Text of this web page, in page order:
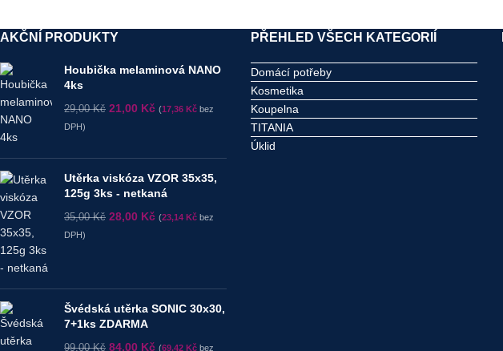
AKČNÍ PRODUKTY
Houbička melaminová NANO
4ks
29,00Kč 21,00 Kč (17,36 Kč bez
DPH)
Utěrka viskóza VZOR 35x35,
125g 3ks - netkaná
35,00Kč 28,00 Kč (23,14 Kč bez
DPH)
Švédská utěrka SONIC 30x30,
7+1ks ZDARMA
99,00Kč 84,00 Kč (69,42 Kč bez
PŘEHLED VŠECH KATEGORIÍ
Domácí potřeby
Kosmetika
Koupelna
TITANIA
Úklid